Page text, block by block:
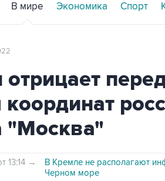
В мире Экономика Спорт
отрицает
"Москва"
13:14 →
В Кремле не располагают
Черном море